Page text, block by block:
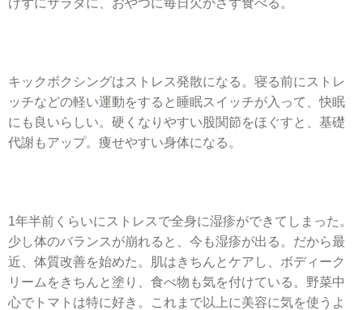
けずにサラダに、おやつに毎日欠かさず食べる。
キックボクシングはストレス発散になる。寝る前にストレ
ッチなどの軽い運動をすると睡眠スイッチが入って、快眠
にも良いらしい。硬くなりやすい股関節をほぐすと、基礎
代謝もアップ。痩せやすい身体になる。
1年半前くらいにストレスで全身に湿疹ができてしまった。
少し体のバランスが崩れると、今も湿疹が出る。だから最
近、体質改善を始めた。肌はきちんとケアし、ボディーク
リームをきちんと塗り、食べ物も気を付けている。野菜中
心でトマトは特に好き。これまで以上に美容に気を使うよ